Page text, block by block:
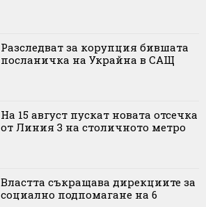
Разследват за корупция бившата
посланичка на Украйна в САЩ
На 15 август пускат новата отсечка
от Линия 3 на столичното метро
Властта съкращава дирекциите за
социално подпомагане на 6